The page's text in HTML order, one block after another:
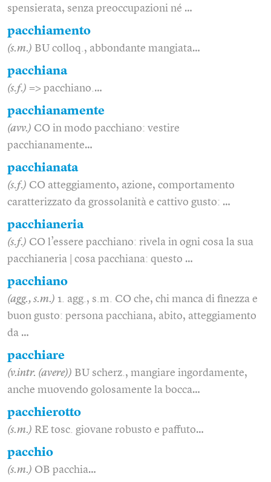
spensierata, senza preoccupazioni né …
pacchiamento
(s.m.) BU colloq., abbondante mangiata…
pacchiana
(s.f.) => pacchiano.…
pacchianamente
(avv.) CO in modo pacchiano: vestire
pacchianamente…
pacchianata
(s.f.) CO atteggiamento, azione, comportamento
caratterizzato da grossolanità e cattivo gusto: …
pacchianeria
(s.f.) CO l’essere pacchiano: rivela in ogni cosa la sua
pacchianeria | cosa pacchiana: questo …
pacchiano
(agg., s.m.) 1. agg., s.m. CO che, chi manca di finezza e
buon gusto: persona pacchiana, abito, atteggiamento
da …
pacchiare
(v.intr. (avere)) BU scherz., mangiare ingordamente,
anche muovendo golosamente la bocca…
pacchierotto
(s.m.) RE tosc. giovane robusto e paffuto…
pacchio
(s.m.) OB pacchia…